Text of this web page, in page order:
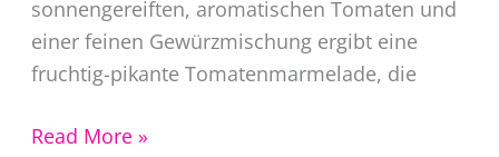
sonnengereiften, aromatischen Tomaten und
einer feinen Gewürzmischung ergibt eine
fruchtig-pikante Tomatenmarmelade, die
Pikant
Read More »